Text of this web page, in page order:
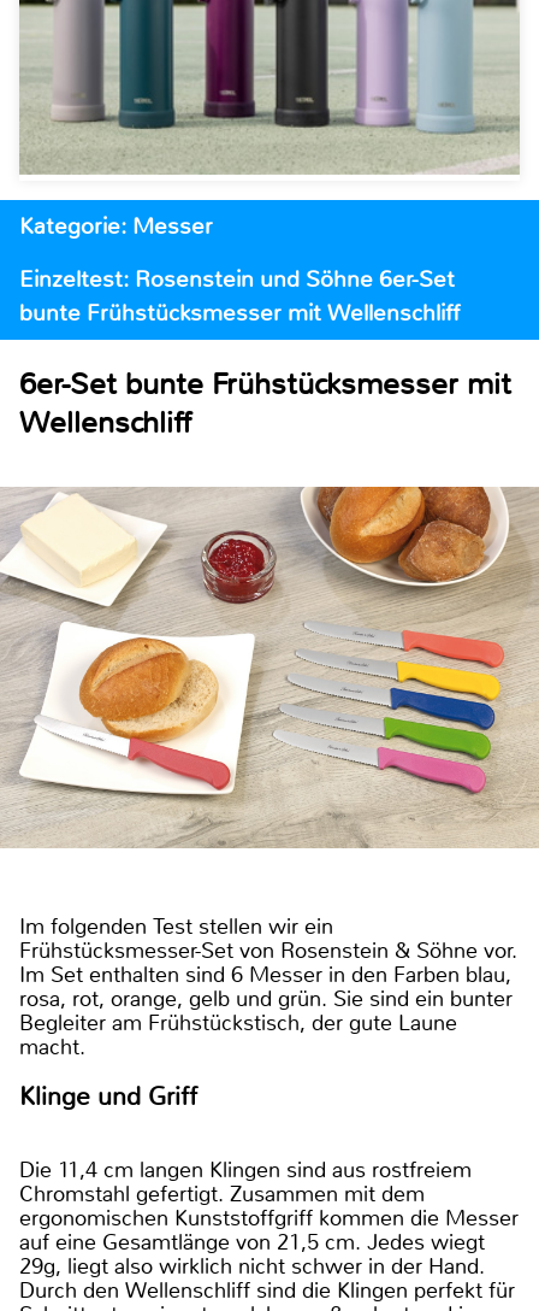
Kategorie: Messer
Einzeltest: Rosenstein und Söhne 6er-Set
bunte Frühstücksmesser mit Wellenschliff
6er-Set bunte Frühstücksmesser mit
Wellenschliff
Im folgenden Test stellen wir ein
Frühstücksmesser-Set von Rosenstein & Söhne vor.
Im Set enthalten sind 6 Messer in den Farben blau,
rosa, rot, orange, gelb und grün. Sie sind ein bunter
Begleiter am Frühstückstisch, der gute Laune
macht.
Klinge und Griff
Die 11,4 cm langen Klingen sind aus rostfreiem
Chromstahl gefertigt. Zusammen mit dem
ergonomischen Kunststoffgriff kommen die Messer
auf eine Gesamtlänge von 21,5 cm. Jedes wiegt
29g, liegt also wirklich nicht schwer in der Hand.
Durch den Wellenschliff sind die Klingen perfekt für